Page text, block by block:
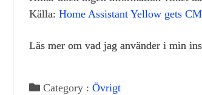
Källa: Home Assistant Yellow gets
Läs mer om vad jag använder i min
Category : Övrigt